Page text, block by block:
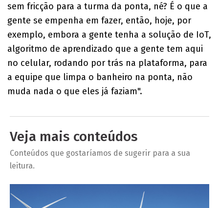
sem fricção para a turma da ponta, né? É o que a
gente se empenha em fazer, então, hoje, por
exemplo, embora a gente tenha a solução de IoT,
algoritmo de aprendizado que a gente tem aqui
no celular, rodando por trás na plataforma, para
a equipe que limpa o banheiro na ponta, não
muda nada o que eles já faziam".
Veja mais conteúdos
Conteúdos que gostaríamos de sugerir para a sua
leitura.